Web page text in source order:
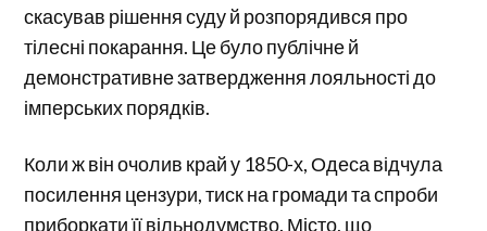
скасував рішення суду й розпорядився про
тілесні покарання. Це було публічне й
демонстративне затвердження лояльності до
імперських порядків.
Коли ж він очолив край у 1850-х, Одеса відчула
посилення цензури, тиск на громади та спроби
приборкати її вільнодумство. Місто, що